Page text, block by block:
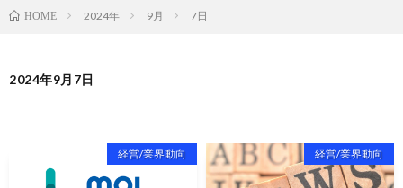
HOME 2024年 9月 7日
2024年9月7日
経営/業界動向 経営/業界動向